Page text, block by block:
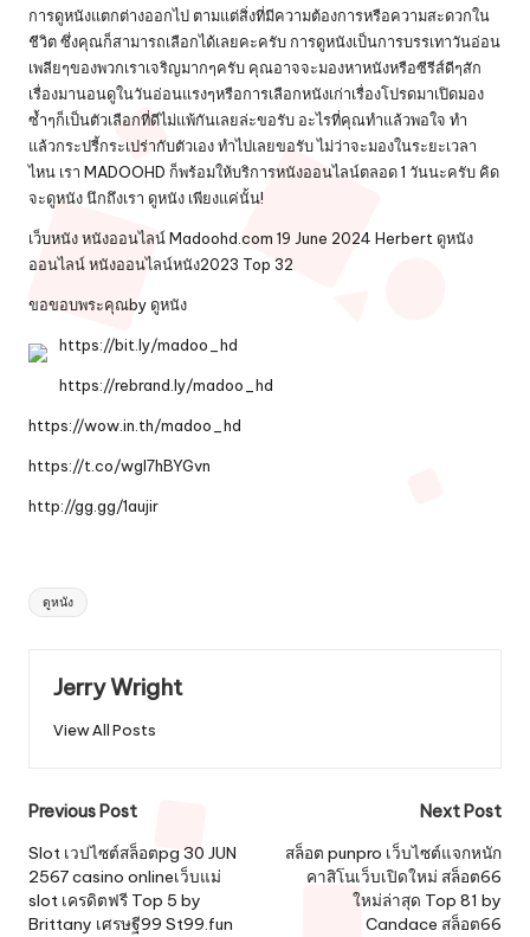
การดูหนังแตกต่างออกไป ตามแต่สิ่งที่มีความต้องการหรือความสะดวกใน
ชีวิต ซึ่งคุณก็สามารถเลือกได้เลยคะครับ การดูหนังเป็นการบรรเทาวันอ่อน
เพลียๆของพวกเราเจริญมากๆครับ คุณอาจจะมองหาหนังหรือซีรีส์ดีๆสัก
เรื่องมานอนดูในวันอ่อนแรงๆหรือการเลือกหนังเก่าเรื่องโปรดมาเปิดมอง
ซ้ำๆก็เป็นตัวเลือกที่ดีไม่แพ้กันเลยล่ะขอรับ อะไรที่คุณทำแล้วพอใจ ทำ
แล้วกระปรี้กระเปร่ากับตัวเอง ทำไปเลยขอรับ ไม่ว่าจะมองในระยะเวลา
ไหน เรา MADOOHD ก็พร้อมให้บริการหนังออนไลน์ตลอด 1 วันนะครับ คิด
จะดูหนัง นึกถึงเรา ดูหนัง เพียงแค่นั้น!
เว็บหนัง หนังออนไลน์ Madoohd.com 19 June 2024 Herbert ดูหนัง
ออนไลน์ หนังออนไลน์หนัง2023 Top 32
ขอขอบพระคุณby ดูหนัง
https://bit.ly/madoo_hd
https://rebrand.ly/madoo_hd
https://wow.in.th/madoo_hd
https://t.co/wgl7hBYGvn
http://gg.gg/1aujir
Tags:
ดูหนัง
Jerry Wright
View All Posts
Post
navigation
Previous Post
Slot เวปไซต์สล็อตpg 30 JUN
2567 casino onlineเว็บแม่
slot เครดิตฟรี Top 5 by
Brittany เศรษฐี99 St99.fun
Next Post
สล็อต punpro เว็บไซต์แจกหนัก
คาสิโนเว็บเปิดใหม่ สล็อต66
ใหม่ล่าสุด Top 81 by
Candace สล็อต66